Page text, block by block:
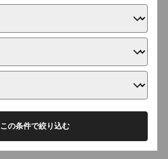
この条件で絞り込む